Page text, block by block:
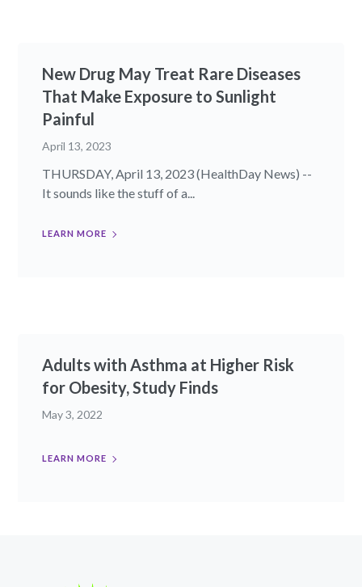
New Drug May Treat Rare Diseases
That Make Exposure to Sunlight
Painful
April 13, 2023
THURSDAY, April 13, 2023 (HealthDay News) --
It sounds like the stuff of a...
LEARN MORE
Adults with Asthma at Higher Risk
for Obesity, Study Finds
May 3, 2022
LEARN MORE